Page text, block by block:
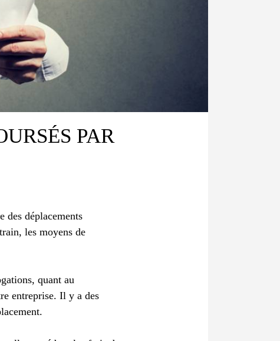
PAR
des déplacements
les moyens de
quant au
entreprise. Il y a des